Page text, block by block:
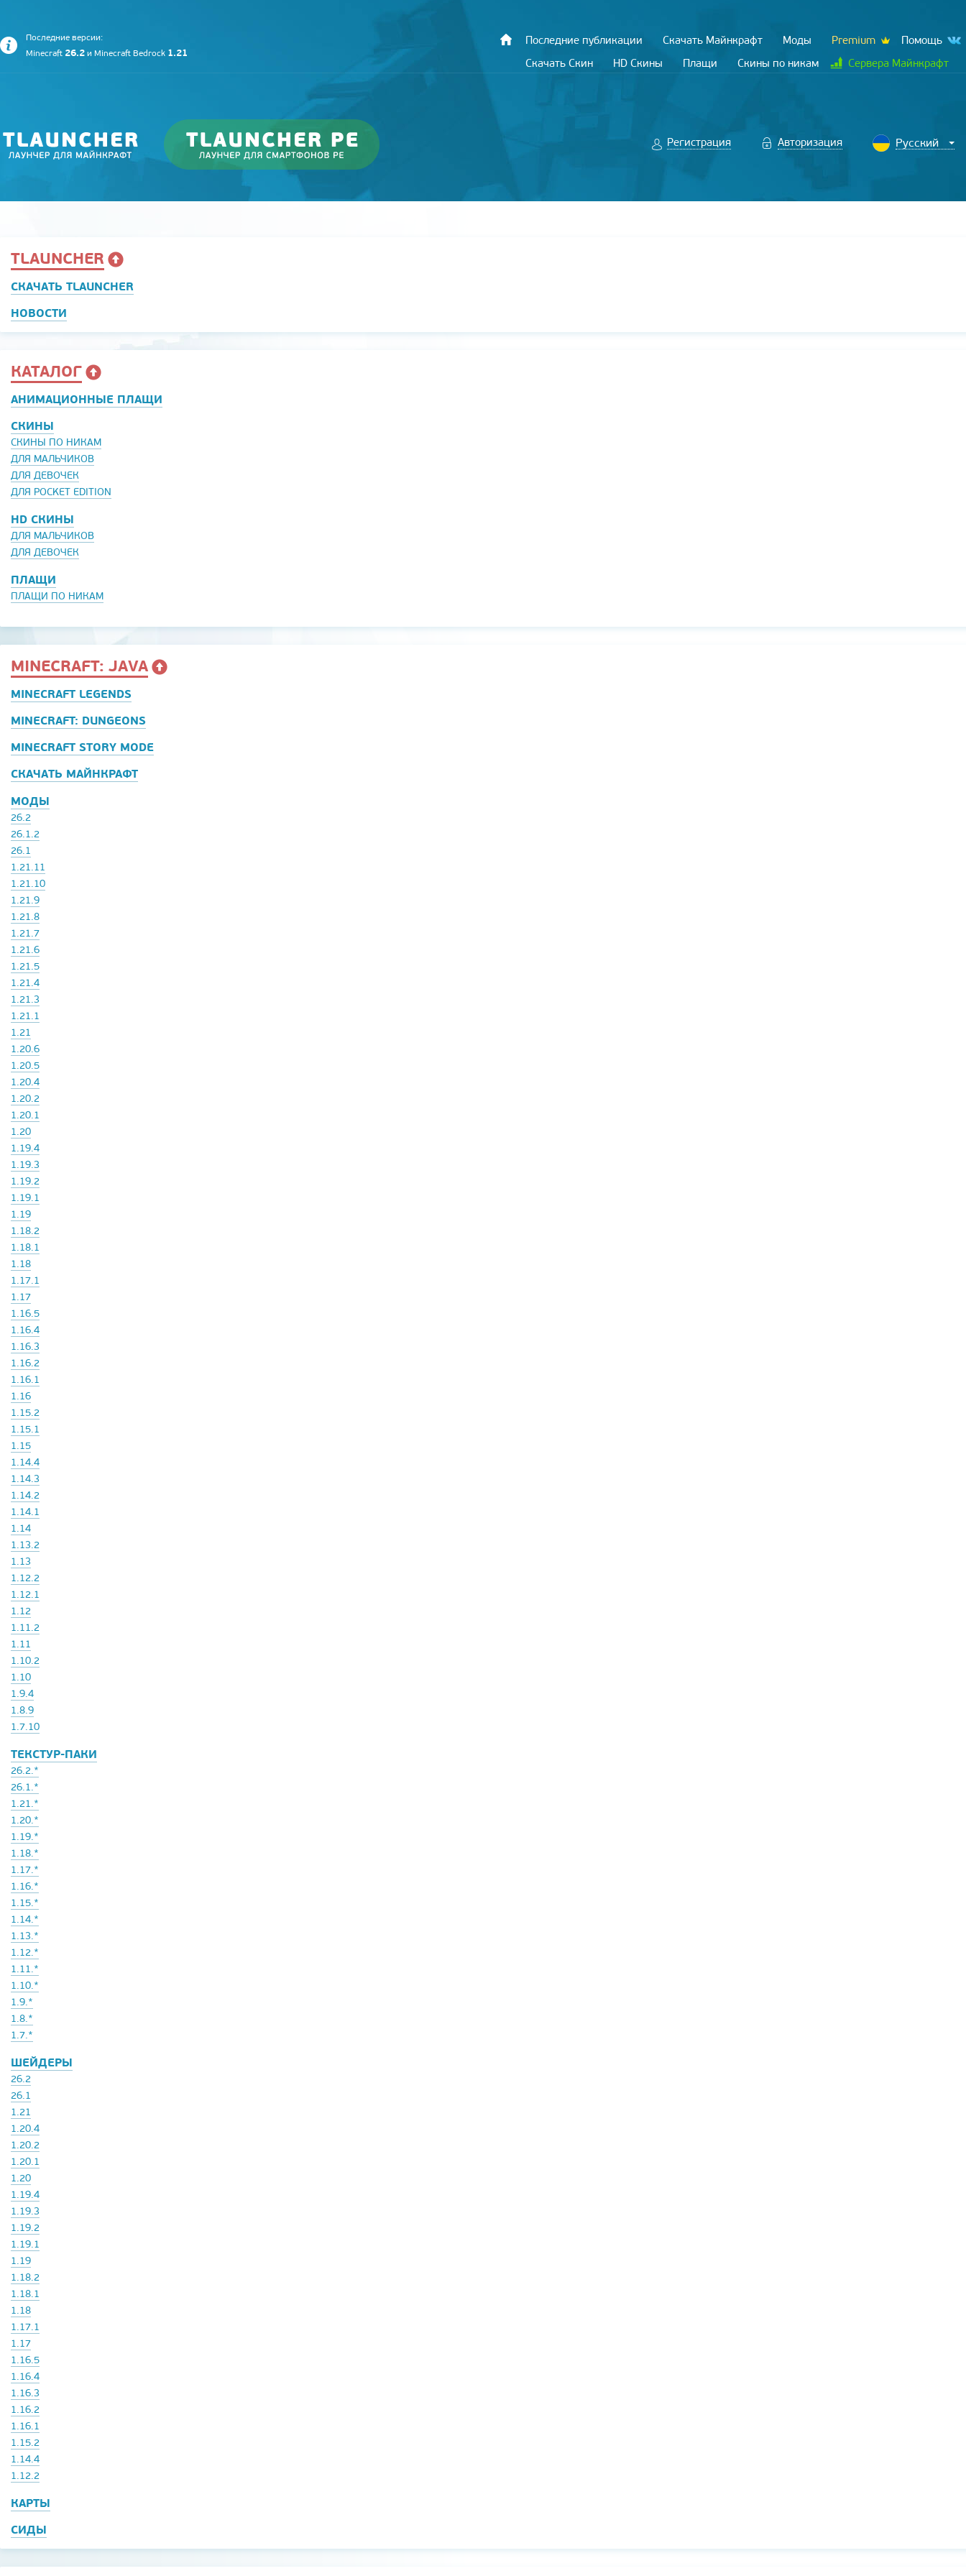
Последние версии:
Minecraft 26.2 и Minecraft Bedrock 1.21
Последние публикации Скачать Майнкрафт Моды Premium
Помощь
Скачать Скин
HD Скины Плащи Скины по никам Сервера Майнкрафт
Регистрация Авторизация
TLAUNCHER
СКАЧАТЬ TLAUNCHER
НОВОСТИ
КАТАЛОГ
АНИМАЦИОННЫЕ ПЛАЩИ
СКИНЫ
СКИНЫ ПО НИКАМ
ДЛЯ МАЛЬЧИКОВ
ДЛЯ ДЕВОЧЕК
ДЛЯ POCKET EDITION
HD СКИНЫ
ДЛЯ МАЛЬЧИКОВ
ДЛЯ ДЕВОЧЕК
ПЛАЩИ
ПЛАЩИ ПО НИКАМ
MINECRAFT: JAVA
MINECRAFT LEGENDS
MINECRAFT: DUNGEONS
MINECRAFT STORY MODE
СКАЧАТЬ МАЙНКРАФТ
МОДЫ
26.2
26.1.2
26.1
1.21.11
1.21.10
1.21.9
1.21.8
1.21.7
1.21.6
1.21.5
1.21.4
1.21.3
1.21.1
1.21
1.20.6
1.20.5
1.20.4
1.20.2
1.20.1
1.20
1.19.4
1.19.3
1.19.2
1.19.1
1.19
1.18.2
1.18.1
1.18
1.17.1
1.17
1.16.5
1.16.4
1.16.3
1.16.2
1.16.1
1.16
1.15.2
1.15.1
1.15
1.14.4
1.14.3
1.14.2
1.14.1
1.14
1.13.2
1.13
1.12.2
1.12.1
1.12
1.11.2
1.11
1.10.2
1.10
1.9.4
1.8.9
1.7.10
ТЕКСТУР-ПАКИ
26.2.*
26.1.*
1.21.*
1.20.*
1.19.*
1.18.*
1.17.*
1.16.*
1.15.*
1.14.*
1.13.*
1.12.*
1.11.*
1.10.*
1.9.*
1.8.*
1.7.*
ШЕЙДЕРЫ
26.2
26.1
1.21
1.20.4
1.20.2
1.20.1
1.20
1.19.4
1.19.3
1.19.2
1.19.1
1.19
1.18.2
1.18.1
1.18
1.17.1
1.17
1.16.5
1.16.4
1.16.3
1.16.2
1.16.1
1.15.2
1.14.4
1.12.2
КАРТЫ
СИДЫ